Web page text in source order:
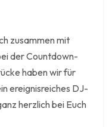
zusammen mit
der Countdown-
haben wir für
ereignisreiches DJ-
herzlich bei Euch